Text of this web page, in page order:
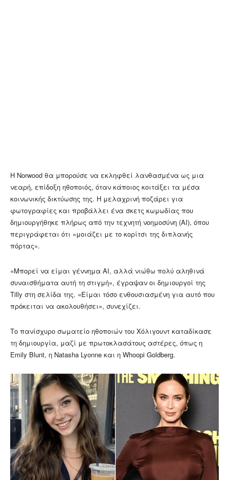
Η Norwood θα μπορούσε να εκληφθεί λανθασμένα ως μια
νεαρή, επίδοξη ηθοποιός, όταν κάποιος κοιτάξει τα μέσα
κοινωνικής δικτύωσης της. Η μελαχρινή ποζάρει για
φωτογραφίες και προβάλλει ένα σκετς κωμωδίας που
δημιουργήθηκε πλήρως από την τεχνητή νοημοσύνη (AI), όπου
περιγράφεται ότι «μοιάζει με το κορίτσι της διπλανής
πόρτας».
«Μπορεί να είμαι γέννημα AI, αλλά νιώθω πολύ αληθινά
συναισθήματα αυτή τη στιγμή», έγραψαν οι δημιουργοί της
Tilly στη σελίδα της. «Είμαι τόσο ενθουσιασμένη για αυτό που
πρόκειται να ακολουθήσει», συνεχίζει.
Το πανίσχυρο σωματείο ηθοποιών του Χόλιγουντ καταδίκασε
τη δημιουργία, μαζί με πρωτοκλασάτους αστέρες, όπως η
Emily Blunt, η Natasha Lyonne και η Whoopi Goldberg.